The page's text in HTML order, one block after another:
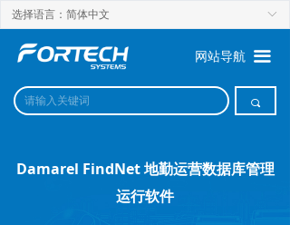
끠
끀
网站导航
ꀅ
选择语言：简体中文
Damarel FindNet 地勤运营数据库管理
运行软件